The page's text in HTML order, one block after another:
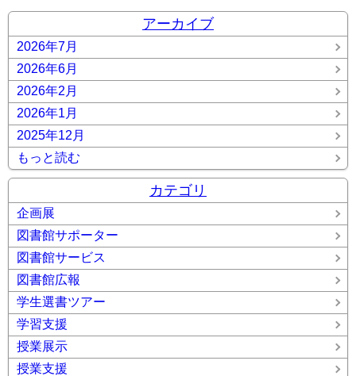
アーカイブ
2026年7月
2026年6月
2026年2月
2026年1月
2025年12月
もっと読む
カテゴリ
企画展
図書館サポーター
図書館サービス
図書館広報
学生選書ツアー
学習支援
授業展示
授業支援